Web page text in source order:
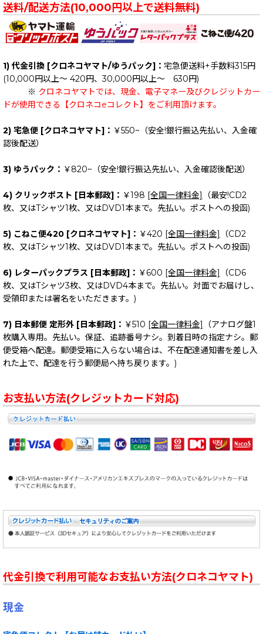
送料/配送方法(10,000円以上で送料無料)
1) 代金引換 [クロネコヤマト/ゆうパック]： 宅急便送料+手数料315円
(10,000円以上～ 420円、30,000円以上～ 630円)
※ クロネコヤマトでは、現金、電子マネー及びクレジットカー
ドが使用できる【クロネコeコレクト】をご利用頂けます。
2) 宅急便 [クロネコヤマト]： ￥550~（安全!銀行振込先払い、入金確
認後配送）
3) ゆうパック： ￥820~（安全!銀行振込先払い、入金確認後配送）
4) クリックポスト [日本郵政]： ￥198 [全国一律料金]
（最安!CD2
枚、又はTシャツ1枚、又はDVD1本まで。先払い。ポストへの投函)
5) こねこ便420 [クロネコヤマト]： ￥420 [全国一律料金]
（CD2
枚、又はTシャツ1枚、又はDVD1本まで。先払い。ポストへの投函)
6) レターパックプラス [日本郵政]： ￥600 [全国一律料金]
（CD6
枚、又はTシャツ3枚、又はDVD4本まで。先払い。対面でお届けし、
受領印または署名をいただきます。)
7) 日本郵便 定形外 [日本郵政]： ￥510 [全国一律料金]
（アナログ盤1
枚購入専用。先払い。保証、追跡番号ナシ。到着日時の指定ナシ。郵
便受箱へ配達。郵便受箱に入らない場合は、不在配達通知書を差し入
れた上で、配達を行う郵便局へ持ち戻ります。)
お支払い方法(クレジットカード対応)
代金引換で利用可能なお支払い方法(クロネコヤマト)
現金